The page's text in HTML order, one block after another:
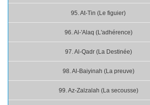
95. At-Tin (Le figuier)
96. Al-'Alaq (L'adhérence)
97. Al-Qadr (La Destinée)
98. Al-Baiyinah (La preuve)
99. Az-Zalzalah (La secousse)